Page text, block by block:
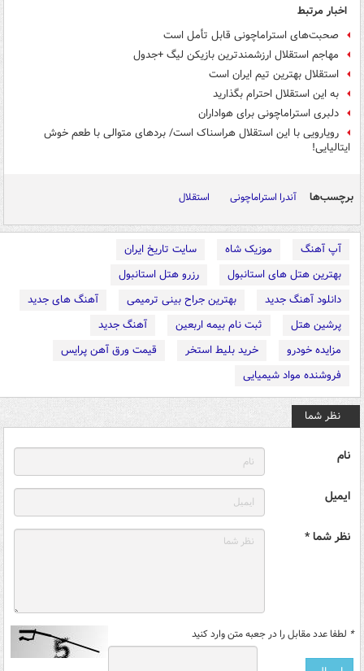
اخبار مرتبط
صحبت‌های استراماچونی قابل تأمل است
مهاجم استقلال ارزشمندترین بازیکن لیگ +جدول
استقلال بهترین تیم ایران است
به این استقلال احترام بگذارید
دلبری استراماچونی برای هواداران
رویارویی با این استقلال هراسناک است/ بردهای متوالی با طعم خوش
ایتالیایی!
برچسب‌ها آندرا استراماچونی استقلال
آپ آهنگ موزیک شاه
سایت تاریخ ایران
بهترین هتل های استانبول
رزرو هتل استانبول
دانلود آهنگ جدید
بهترین جراح بینی ترمیمی
آهنگ های جدید
پرشین هتل
ثبت نام بیمه اربعین
آهنگ جدید
مزایده خودرو
خرید بلیط استخر
قیمت ورق آهن پرایس
فروشنده مواد شیمیایی
نظر شما
نام
ایمیل
نظر شما *
* لطفا عدد مقابل را در جعبه متن وارد کنید